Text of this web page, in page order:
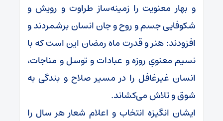
و بهار معنویت را زمینه‌ساز طراوت و رویش و
شکوفایی جسم و روح و جان انسان برشمردند و
افزودند: هنر و قدرت ماه رمضان این است که با
نسیم معنویِ روزه و عبادات و توسل و مناجات،
انسان غیرغافل را در مسیر صلاح و بندگی به
شوق و تلاش می‌کشاند.
ایشان انگیزه انتخاب و اعلام شعار هر سال را